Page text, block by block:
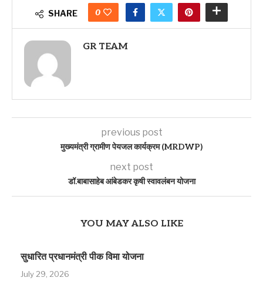
SHARE 0
GR TEAM
previous post
मुख्यमंत्री ग्रामीण पेयजल कार्यक्रम (MRDWP)
next post
डॉ.बाबासाहेब आंबेडकर कृषी स्वावलंबन योजना
YOU MAY ALSO LIKE
सुधारित प्रधानमंत्री पीक विमा योजना
July 29, 2026